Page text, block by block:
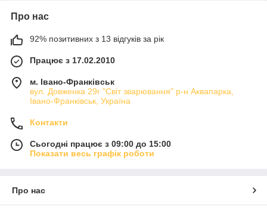
Про нас
92% позитивних з 13 відгуків за рік
Працює з 17.02.2010
м. Івано-Франківськ
вул. Довженка 29г "Світ зварювання" р-н Аквапарка,
Івано-Франківськ, Україна
Контакти
Сьогодні працює з 09:00 до 15:00
Показати весь графік роботи
Про нас